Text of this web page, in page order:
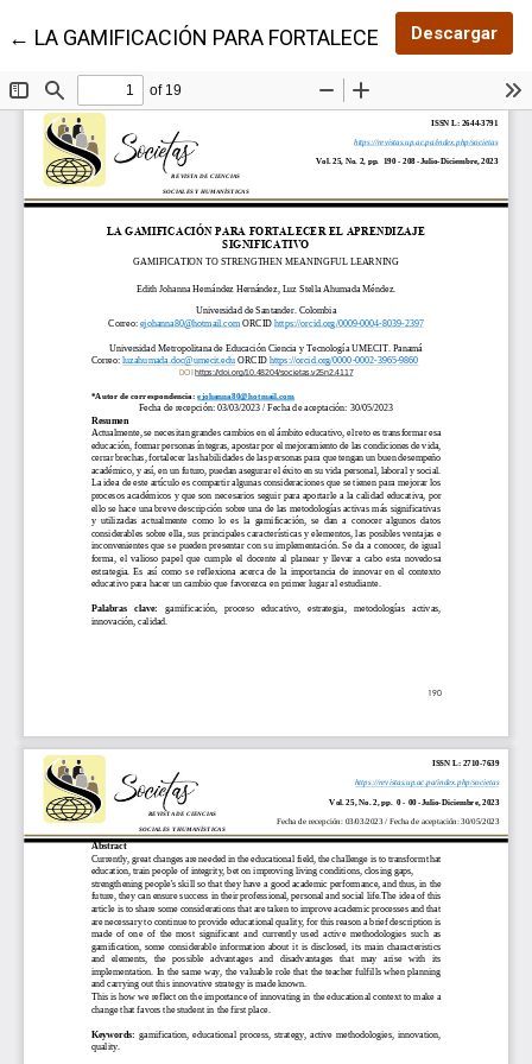
← Volver a los detalles del artículo
LA GAMIFICACIÓN PARA FORTALECER ELDescargar